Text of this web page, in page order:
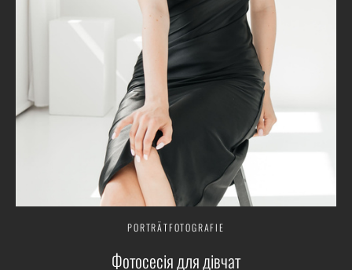
PORTRÄTFOTOGRAFIE
Фотосесія для дівчат